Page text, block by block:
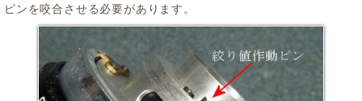
ピンを咬合させる必要があります。